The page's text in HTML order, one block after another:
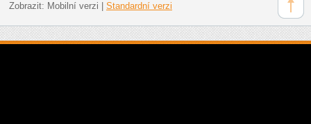
Zobrazit: Mobilní verzi Standardní verzi